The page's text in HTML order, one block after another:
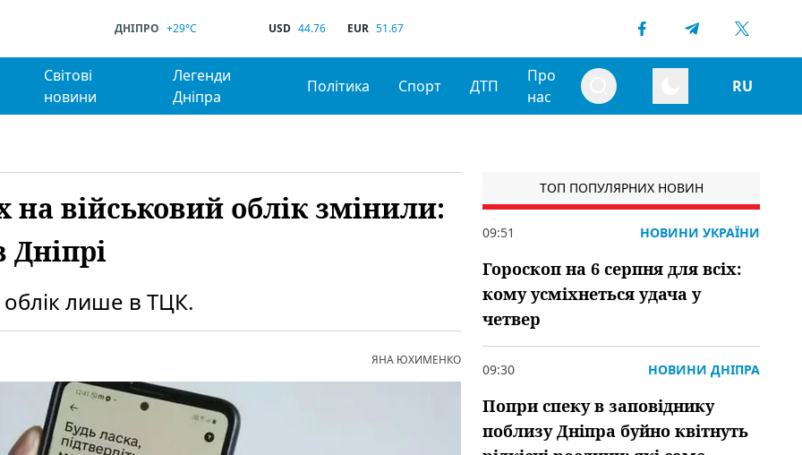
ДНІПРО +29°C USD 44.76 EUR 51.67
Світові
новини
Легенди
Дніпра
Політика Спорт ДТП
Про
нас
RU
на військовий облік змінили:
лише в ТЦК.
ЯНА ЮХИМЕНКО
ТОП ПОПУЛЯРНИХ НОВИН
09:51 НОВИНИ УКРАЇНИ
Гороскоп на 6 серпня для всіх:
кому усміхнеться удача у
четвер
09:30 НОВИНИ ДНІПРА
Попри спеку в заповіднику
поблизу Дніпра буйно квітнуть